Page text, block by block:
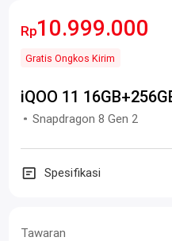
Rp10.999.000
Gratis Ongkos Kirim
iQOO 11
Snapdragon 8 Gen 2
Spesifikasi
Tawaran